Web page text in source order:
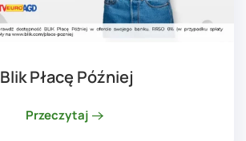
Blik Płacę Później
Przeczytaj